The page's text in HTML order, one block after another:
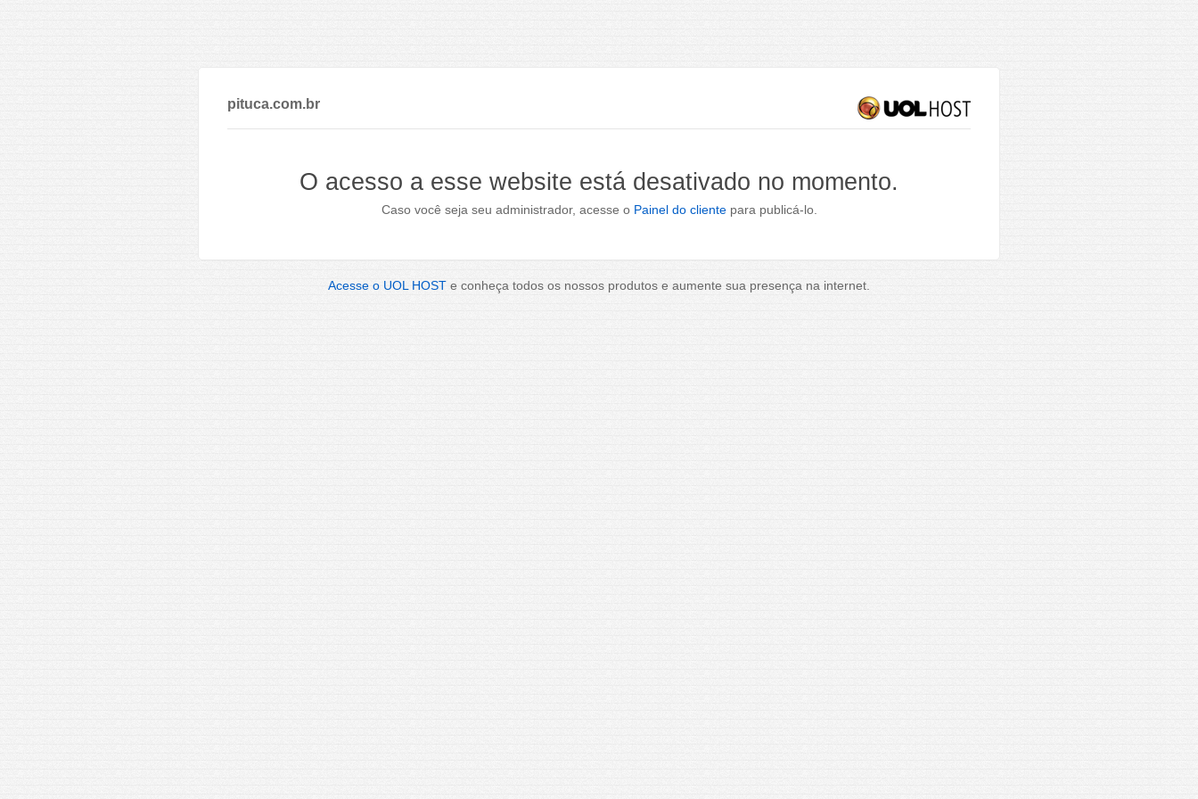
pituca.com.br
O acesso a esse website está desativado no momento.
Caso você seja seu administrador, acesse o Painel do clientepara publicá-lo.
Acesse o UOL HOST e conheça todos os nossos produtos e aumente sua presença na internet.